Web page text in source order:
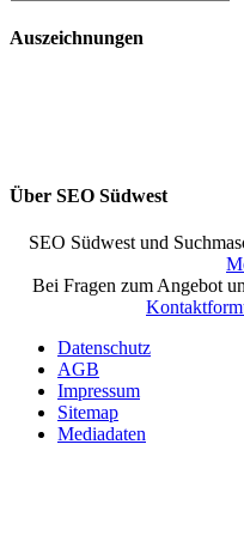
Auszeichnungen
Über SEO Südwest
SEO Südwest und
Bei Fragen zum Angebot
Datenschutz
AGB
Impressum
Sitemap
Mediadaten